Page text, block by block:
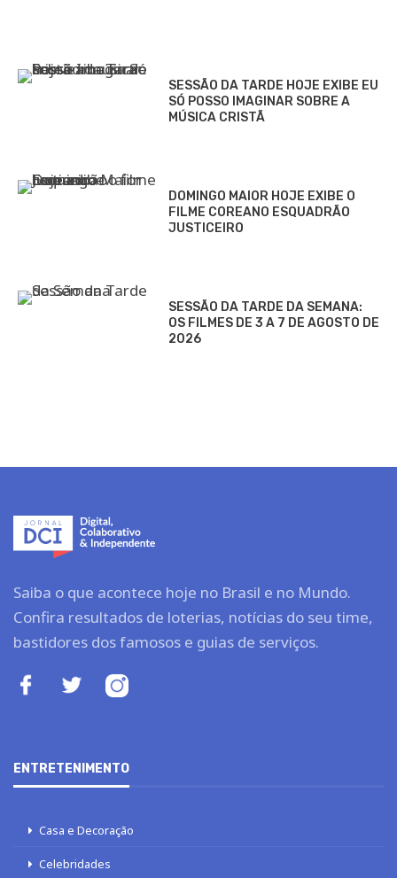
SESSÃO DA TARDE HOJE EXIBE EU
SÓ POSSO IMAGINAR SOBRE A
MÚSICA CRISTÃ
DOMINGO MAIOR HOJE EXIBE O
FILME COREANO ESQUADRÃO
JUSTICEIRO
SESSÃO DA TARDE DA SEMANA:
OS FILMES DE 3 A 7 DE AGOSTO DE
2026
Saiba o que acontece hoje no Brasil e no Mundo.
Confira resultados de loterias, notícias do seu time,
bastidores dos famosos e guias de serviços.
ENTRETENIMENTO
Casa e Decoração
Celebridades